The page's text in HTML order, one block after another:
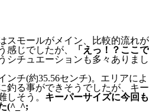
スモールがメイン、比較的流れが
感じでしたが、
「えっ！？ここで
シチュエーションも多々ありまし
ンチ(約35.56センチ)。エリアによ
釣る事ができそうでしたが、キー
しそう。 キーパーサイズに今回も
(^_^;